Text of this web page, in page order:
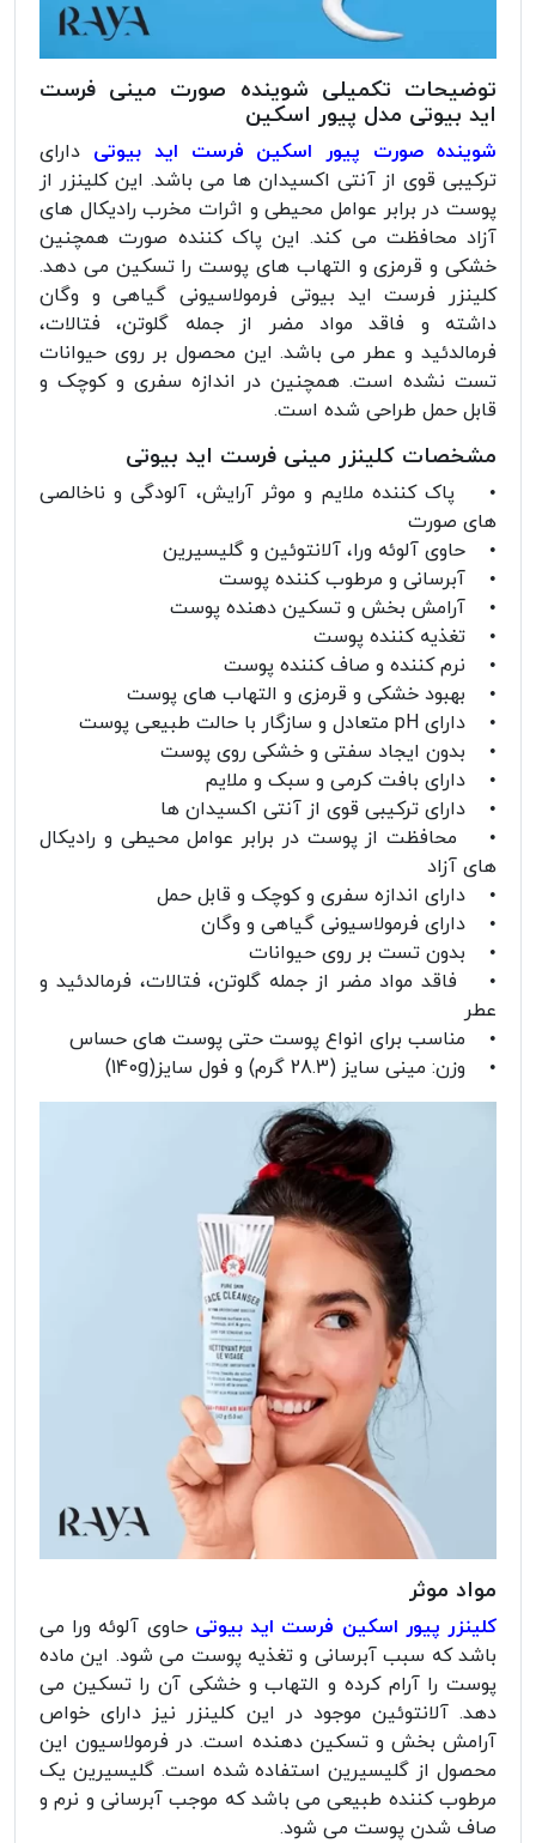
توضیحات تکمیلی شوینده صورت مینی فرست
اید بیوتی مدل پیور اسکین
شوینده صورت پیور اسکین فرست اید بیوتی دارای
ترکیبی قوی از آنتی اکسیدان ها می باشد. این کلینزر از
پوست در برابر عوامل محیطی و اثرات مخرب رادیکال های
آزاد محافظت می کند. این پاک کننده صورت همچنین
خشکی و قرمزی و التهاب های پوست را تسکین می دهد.
کلینزر فرست اید بیوتی فرمولاسیونی گیاهی و وگان
داشته و فاقد مواد مضر از جمله گلوتن، فتالات،
فرمالدئید و عطر می باشد. این محصول بر روی حیوانات
تست نشده است. همچنین در اندازه سفری و کوچک و
قابل حمل طراحی شده است.
مشخصات کلینزر مینی فرست اید بیوتی
• پاک کننده ملایم و موثر آرایش، آلودگی و ناخالصی
های صورت
• حاوی آلوئه ورا، آلانتوئین و گلیسیرین
• آبرسانی و مرطوب کننده پوست
• آرامش بخش و تسکین دهنده پوست
• تغذیه کننده پوست
• نرم کننده و صاف کننده پوست
• بهبود خشکی و قرمزی و التهاب های پوست
• دارای pH متعادل و سازگار با حالت طبیعی پوست
• بدون ایجاد سفتی و خشکی روی پوست
• دارای بافت کرمی و سبک و ملایم
• دارای ترکیبی قوی از آنتی اکسیدان ها
• محافظت از پوست در برابر عوامل محیطی و رادیکال
های آزاد
• دارای اندازه سفری و کوچک و قابل حمل
• دارای فرمولاسیونی گیاهی و وگان
• بدون تست بر روی حیوانات
• فاقد مواد مضر از جمله گلوتن، فتالات، فرمالدئید و
عطر
• مناسب برای انواع پوست حتی پوست های حساس
• وزن: مینی سایز (28.3 گرم) و فول سایز(140g)
مواد موثر
کلینزر پیور اسکین فرست اید بیوتی حاوی آلوئه ورا می
باشد که سبب آبرسانی و تغذیه پوست می شود. این ماده
پوست را آرام کرده و التهاب و خشکی آن را تسکین می
دهد. آلانتوئین موجود در این کلینزر نیز دارای خواص
آرامش بخش و تسکین دهنده است. در فرمولاسیون این
محصول از گلیسیرین استفاده شده است. گلیسیرین یک
مرطوب کننده طبیعی می باشد که موجب آبرسانی و نرم و
صاف شدن پوست می شود.